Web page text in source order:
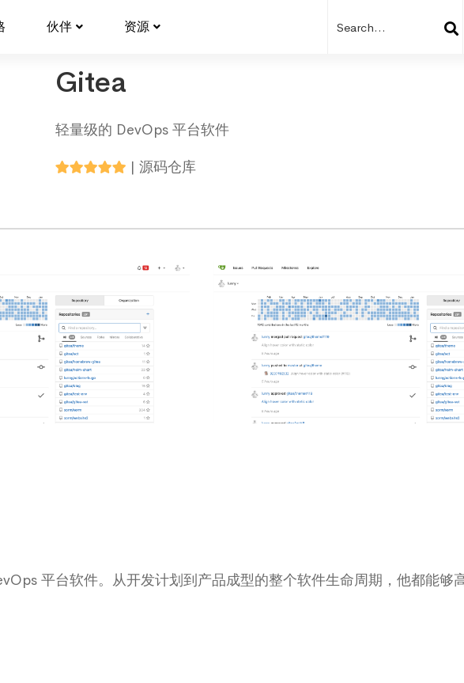
伙伴 资源
Gitea
轻量级的 DevOps 平台软件
| 源码仓库
平台软件。从开发计划到产品成型的整个软件生命周期，他都能够